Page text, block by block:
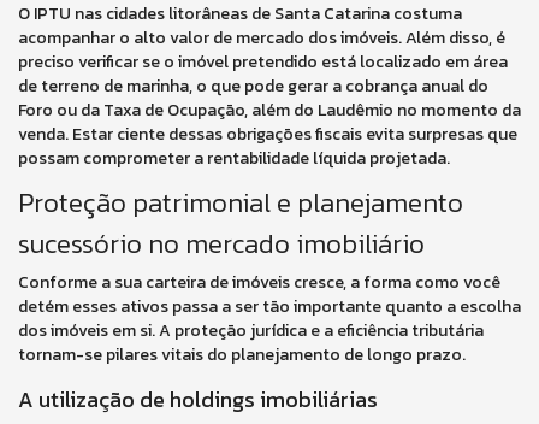
O IPTU nas cidades litorâneas de Santa Catarina costuma
acompanhar o alto valor de mercado dos imóveis. Além disso, é
preciso verificar se o imóvel pretendido está localizado em área
de terreno de marinha, o que pode gerar a cobrança anual do
Foro ou da Taxa de Ocupação, além do Laudêmio no momento da
venda. Estar ciente dessas obrigações fiscais evita surpresas que
possam comprometer a rentabilidade líquida projetada.
Proteção patrimonial e planejamento
sucessório no mercado imobiliário
Conforme a sua carteira de imóveis cresce, a forma como você
detém esses ativos passa a ser tão importante quanto a escolha
dos imóveis em si. A proteção jurídica e a eficiência tributária
tornam-se pilares vitais do planejamento de longo prazo.
A utilização de holdings imobiliárias